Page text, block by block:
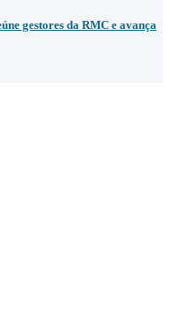
gestores da RMC e avança